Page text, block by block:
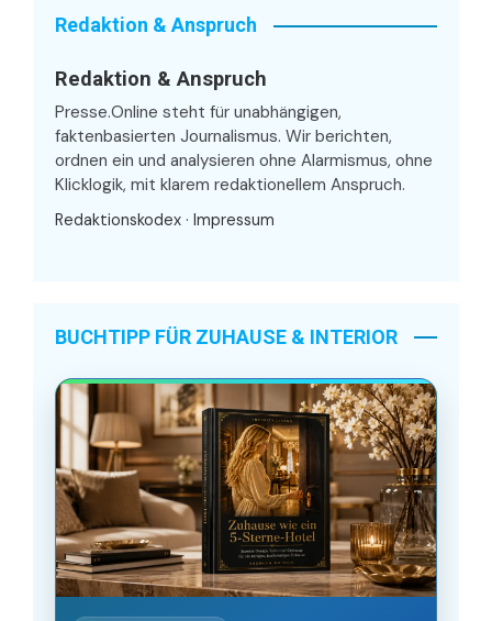
Redaktion & Anspruch
Redaktion & Anspruch
Presse.Online steht für unabhängigen,
faktenbasierten Journalismus. Wir berichten,
ordnen ein und analysieren ohne Alarmismus, ohne
Klicklogik, mit klarem redaktionellem Anspruch.
Redaktionskodex · Impressum
BUCHTIPP FÜR ZUHAUSE & INTERIOR